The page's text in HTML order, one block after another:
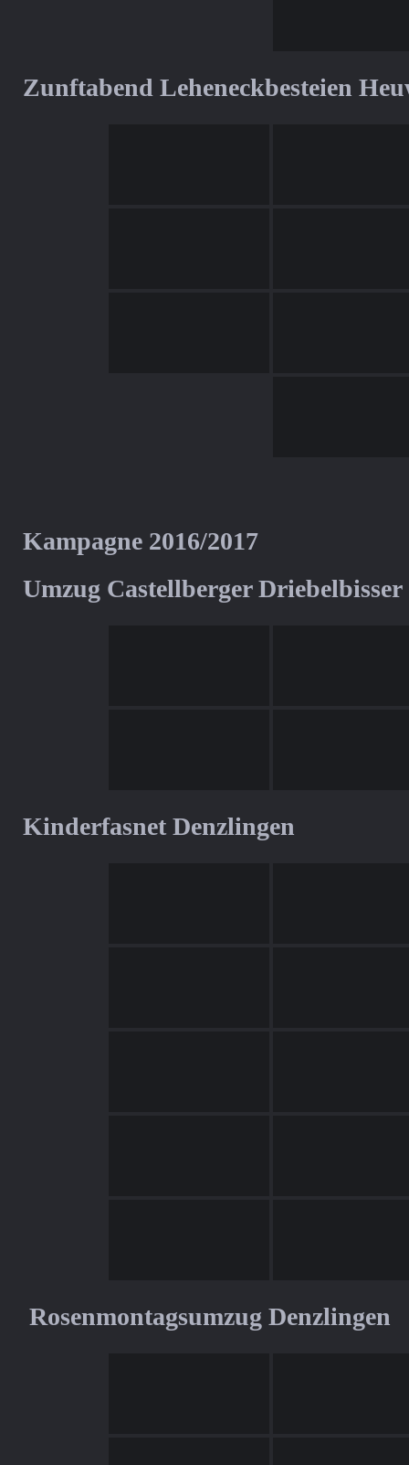
Zunftabend Leheneckbesteien
Kampagne 2016/2017
Umzug Castellberger
Kinderfasnet Denzlingen
Rosenmontagsumzug Denzlingen